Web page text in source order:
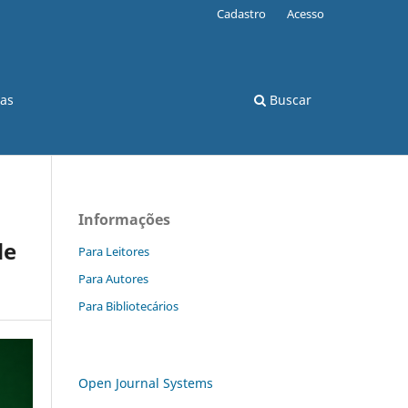
Buscar
Cadastro Acesso
Informações
Para Leitores
Para Autores
Para Bibliotecários
Open Journal Systems